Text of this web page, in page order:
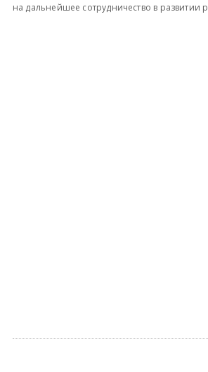
на дальнейшее сотрудничество в развитии